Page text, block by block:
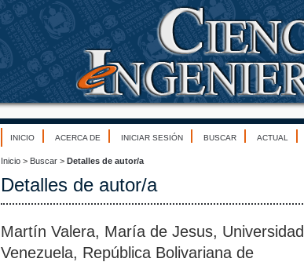
INICIO ACERCA DE INICIAR SESIÓN BUSCAR ACTUAL
Inicio > Buscar > Detalles de autor/a
Detalles de autor/a
Martín Valera, María de Jesus,
Venezuela, República Bolivariana de